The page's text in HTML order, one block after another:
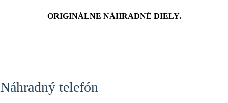
ORIGINÁLNE NÁHRADNÉ DIELY.
Náhradný telefón